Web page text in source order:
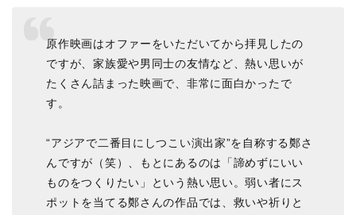
原作映画はオファーをいただいてから拝見したの
ですが、家族愛や男同士の友情など、熱い思いが
たくさん詰まった映画で、非常に面白かったで
す。
“アジアで二番目にしつこい演出家”を自称する鄭さ
んですが（笑）、もとにあるのは「諦めずにいい
ものをつくりたい」という熱い思い。弱い者にス
ポットを当てる鄭さんの作品では、救いや祈りと